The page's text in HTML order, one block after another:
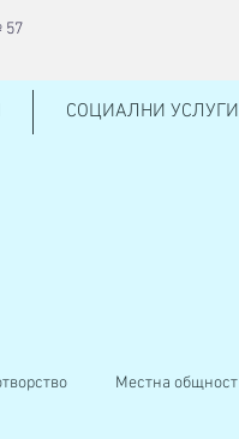
57
СОЦИАЛНИ УСЛУГИ
Местна общност